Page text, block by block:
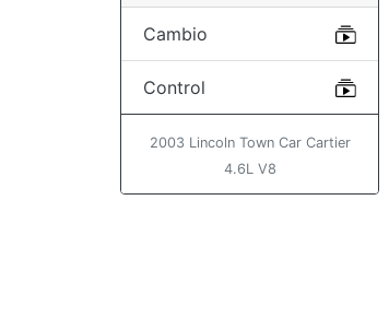
Cambio
Control
2003 Lincoln Town Car Cartier
4.6L V8